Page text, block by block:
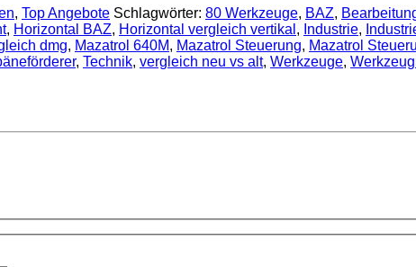
, Top Angebote Schlagwörter: 80 Werkzeuge, BAZ,
, Horizontal BAZ, Horizontal vergleich vertikal , Industrie,
dmg, Mazatrol 640M, Mazatrol Steuerung, Mazatrol
, Technik, vergleich neu vs alt, Werkzeuge,